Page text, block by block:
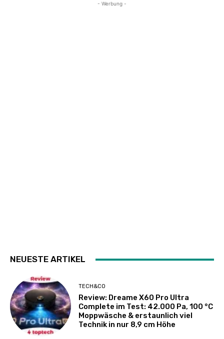
- Werbung -
NEUESTE ARTIKEL
TECH&CO
Review: Dreame X60 Pro Ultra
Complete im Test: 42.000 Pa, 100 °C
Moppwäsche & erstaunlich viel
Technik in nur 8,9 cm Höhe